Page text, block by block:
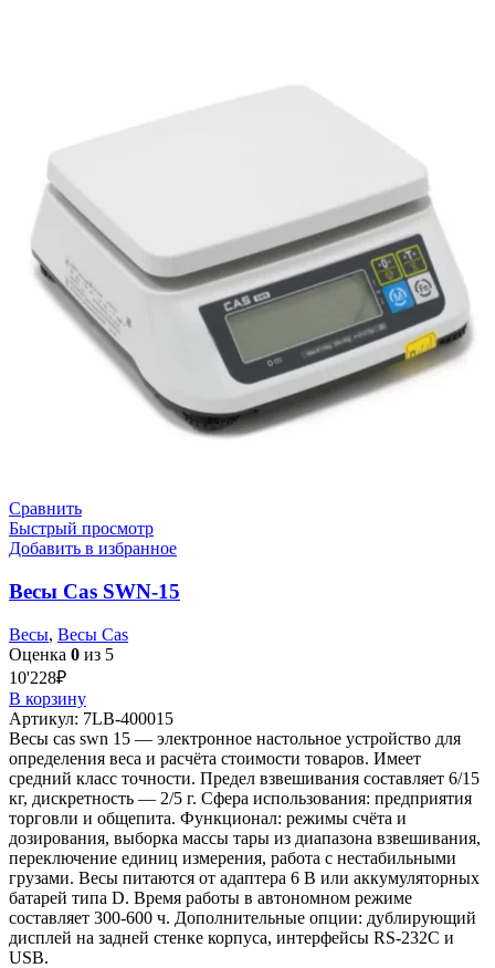
Сравнить
Быстрый просмотр
Добавить в избранное
Весы Cas SWN-15
Весы, Весы Cas
Оценка 0 из 5
10'228₽
В корзину
Артикул: 7LB-400015
Весы cas swn 15 — электронное настольное устройство для
определения веса и расчёта стоимости товаров. Имеет
средний класс точности. Предел взвешивания составляет 6/15
кг, дискретность — 2/5 г. Сфера использования: предприятия
торговли и общепита. Функционал: режимы счёта и
дозирования, выборка массы тары из диапазона взвешивания,
переключение единиц измерения, работа с нестабильными
грузами. Весы питаются от адаптера 6 В или аккумуляторных
батарей типа D. Время работы в автономном режиме
составляет 300-600 ч. Дополнительные опции: дублирующий
дисплей на задней стенке корпуса, интерфейсы RS-232C и
USB.